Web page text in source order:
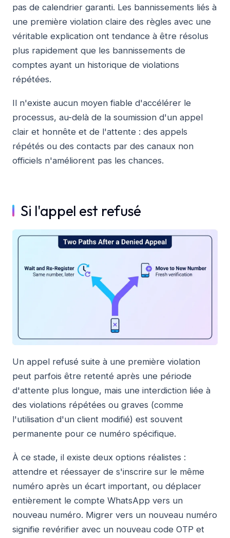
pas de calendrier garanti. Les bannissements liés à
une première violation claire des règles avec une
véritable explication ont tendance à être résolus
plus rapidement que les bannissements de
comptes ayant un historique de violations
répétées.
Il n'existe aucun moyen fiable d'accélérer le
processus, au-delà de la soumission d'un appel
clair et honnête et de l'attente : des appels
répétés ou des contacts par des canaux non
officiels n'améliorent pas les chances.
Si l'appel est refusé
Un appel refusé suite à une première violation
peut parfois être retenté après une période
d'attente plus longue, mais une interdiction liée à
des violations répétées ou graves (comme
l'utilisation d'un client modifié) est souvent
permanente pour ce numéro spécifique.
À ce stade, il existe deux options réalistes :
attendre et réessayer de s'inscrire sur le même
numéro après un écart important, ou déplacer
entièrement le compte WhatsApp vers un
nouveau numéro. Migrer vers un nouveau numéro
signifie revérifier avec un nouveau code OTP et